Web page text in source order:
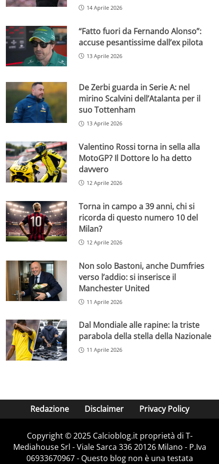
14 Aprile 2026
“Fatto fuori da Fernando Alonso”:
accuse pesantissime dall’ex pilota
13 Aprile 2026
De Zerbi guarda in Serie A: nel
mirino Scalvini dell’Atalanta per il
suo Tottenham
13 Aprile 2026
Valentino Rossi torna in sella alla
MotoGP? Il Dottore lo ha detto
davvero
12 Aprile 2026
Torna in campo a 39 anni, chi si
ricorda di questo numero 10 del
Milan?
12 Aprile 2026
Non solo Bastoni, anche Dumfries
verso l’addio: si inserisce il
Manchester United
11 Aprile 2026
Dal Mondiale alle rapine: la triste
parabola della stella della Nazionale
11 Aprile 2026
Redazione Disclaimer Privacy Policy
Copyright © 2025 Calcioblog.it proprietà di T-
Mediahouse Srl - Viale Sarca 336 20126 Milano - P.Iva
06933670967 - Questo blog non è una testata